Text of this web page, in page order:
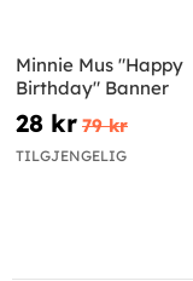
Minnie Mus "Happy
Birthday" Banner
28 kr 79 kr
TILGJENGELIG